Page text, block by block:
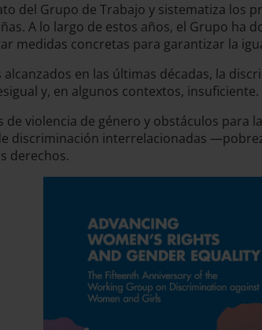
del Grupo de Trabajo y sistematiza los
A lo largo de estos años, el Grupo
medidas concretas para garantizar la
en las últimas décadas, la
y, en algunos contextos, insuficiente.
violencia de género y obstáculos
discriminación interrelacionadas
derechos.